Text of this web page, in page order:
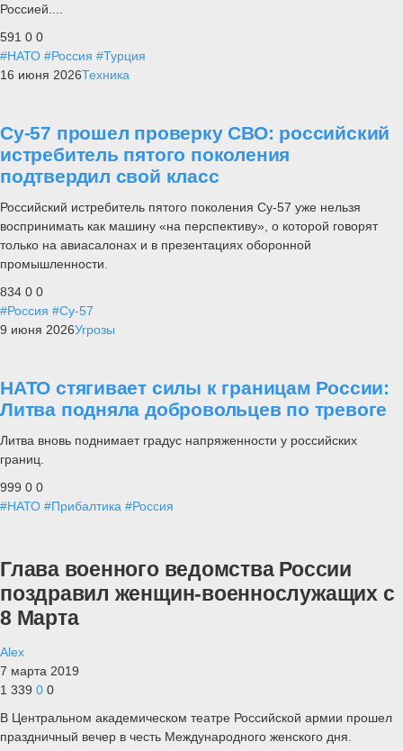
Россией....
591 0 0
#НАТО #Россия #Турция
16 июня 2026Техника
Су-57 прошел проверку СВО: российский
истребитель пятого поколения
подтвердил свой класс
Российский истребитель пятого поколения Су-57 уже нельзя
воспринимать как машину «на перспективу», о которой говорят
только на авиасалонах и в презентациях оборонной
промышленности.
834 0 0
#Россия #Су-57
9 июня 2026Угрозы
НАТО стягивает силы к границам России:
Литва подняла добровольцев по тревоге
Литва вновь поднимает градус напряженности у российских
границ.
999 0 0
#НАТО #Прибалтика #Россия
Глава военного ведомства России
поздравил женщин-военнослужащих с
8 Марта
Alex
7 марта 2019
1 339 0 0
В Центральном академическом театре Российской армии прошел
праздничный вечер в честь Международного женского дня.